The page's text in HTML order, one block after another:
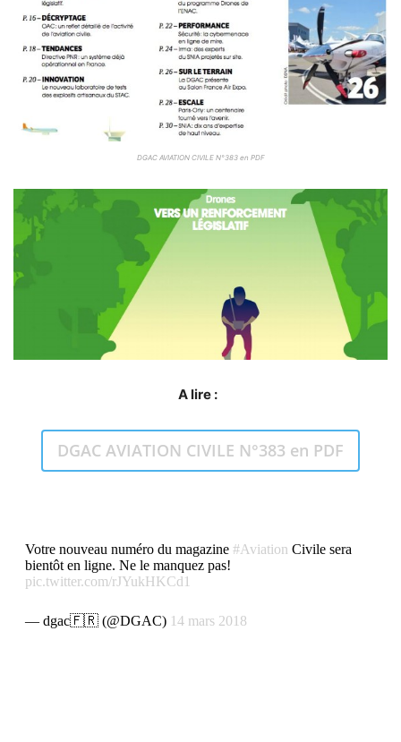
DGAC AVIATION CIVILE N°383 en PDF
A lire :
DGAC AVIATION CIVILE N°383 en PDF
Votre nouveau numéro du magazine #Aviation Civile sera
bientôt en ligne. Ne le manquez pas!
pic.twitter.com/rJYukHKCd1
— dgac🇫🇷 (@DGAC) 14 mars 2018